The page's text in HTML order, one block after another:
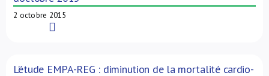
2 octobre 2015
L’étude EMPA-REG : diminution de la mortalité cardio-